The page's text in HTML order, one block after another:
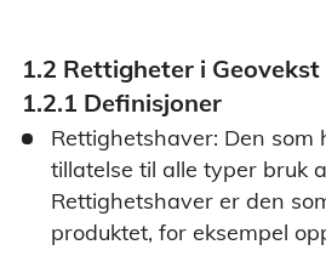
1.2 Rettigheter i Geovekst
1.2.1 Definisjoner
Rettighetshaver: Den som
tillatelse til alle typer bruk
Rettighetshaver er den
produktet, for eksempel